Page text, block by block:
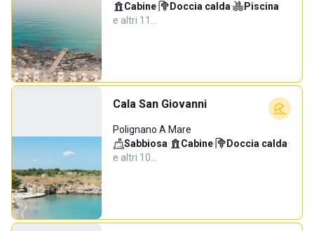
Cabine· Doccia calda· Piscina·
e altri 11…
Cala San Giovanni
Polignano A Mare
Sabbiosa· Cabine· Doccia calda·
e altri 10…